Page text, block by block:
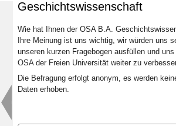
Geschichtswissenschaft
Wie hat Ihnen der OSA B.A.
Ihre Meinung ist uns wichtig, wir würden uns
unseren kurzen Fragebogen ausfüllen und
OSA der Freien Universität weiter zu
Die Befragung erfolgt anonym, es werden
Daten erhoben.